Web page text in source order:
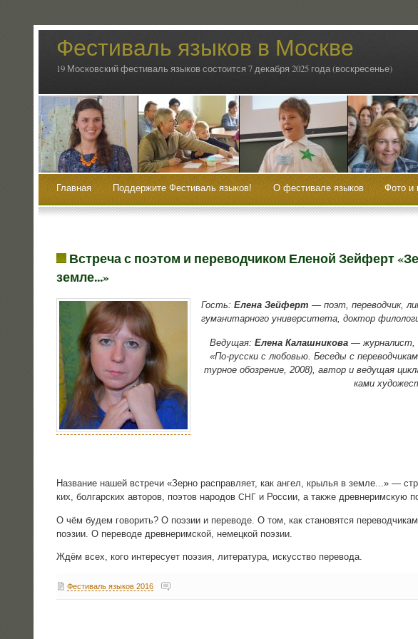
Фестиваль языков в Москве
19 Московский фестиваль языков состоится 7 декабря 2025 года (воскресенье)
Главная Поддержите Фестиваль языков! О фестивале языков Фото и
Встреча с поэтом и переводчиком Еленой Зейферт
земле...»
Гость:Еле­на Зей­ферт — поэт, пере­вод­чик,
гума­ни­тар­но­го уни­вер­си­те­та, док­тор
Веду­щая:Еле­на Калаш­ни­ко­ва — жур­на­лист,
«По-рус­ски с любо­вью. Бесе­ды с
тур­ное обо­зре­ние, 2008), автор и веду­щая
ка­ми
Назва­ние нашей встре­чи «Зер­но рас­прав­ля­ет, как ангел, кры­лья в зем­ле...» —
ких, бол­гар­ских авто­ров, поэтов наро­довСНГ и Рос­сии, а так­же древ­не­рим­скую
О чём будем гово­рить? О поэ­зии и пере­во­де. О том, как ста­но­вят­ся
поэ­зии. О пере­во­де древ­не­рим­ской, немец­кой поэзии.
Ждём всех, кого инте­ре­су­ет поэ­зия, лите­ра­ту­ра, искус­ство перевода.
Фестиваль языков 2016